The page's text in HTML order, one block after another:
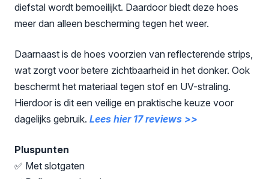
diefstal wordt bemoeilijkt. Daardoor biedt deze hoes
meer dan alleen bescherming tegen het weer.
Daarnaast is de hoes voorzien van reflecterende strips,
wat zorgt voor betere zichtbaarheid in het donker. Ook
beschermt het materiaal tegen stof en UV-straling.
Hierdoor is dit een veilige en praktische keuze voor
dagelijks gebruik. Lees hier 17 reviews >>
Pluspunten
✅ Met slotgaten